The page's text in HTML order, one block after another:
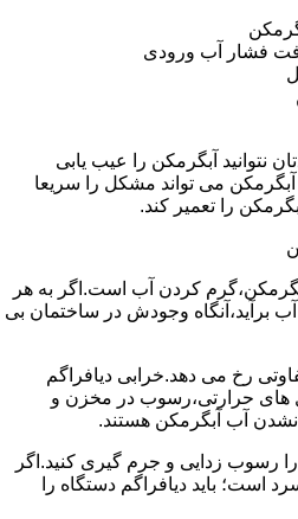
فشار آب ورودی
آبگرمکن را عیب یابی
می تواند مشکل را سریعا
را تعمیر کند.
کردن آب است.اگر به هر
برآید،آنگاه وجودش در ساختمان بی
رخ می دهد.خرابی دیافراگم
های حرارتی،رسوب در مخزن و
آب آبگرمکن هستند.
رسوب زدایی و جرم گیری کنید.اگر
باید دیافراگم دستگاه را